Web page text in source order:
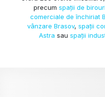
precum spații de
comerciale de închiriat
vânzare Brasov, spații
Astra sau spații